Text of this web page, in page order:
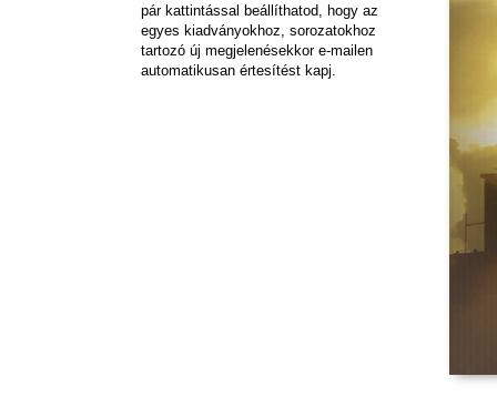
pár kattintással beállíthatod, hogy az
egyes kiadványokhoz, sorozatokhoz
tartozó új megjelenésekkor e-mailen
automatikusan értesítést kapj.